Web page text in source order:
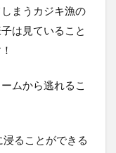
まうカジキ漁の
は見ていること
ムから逃れるこ
ることができる